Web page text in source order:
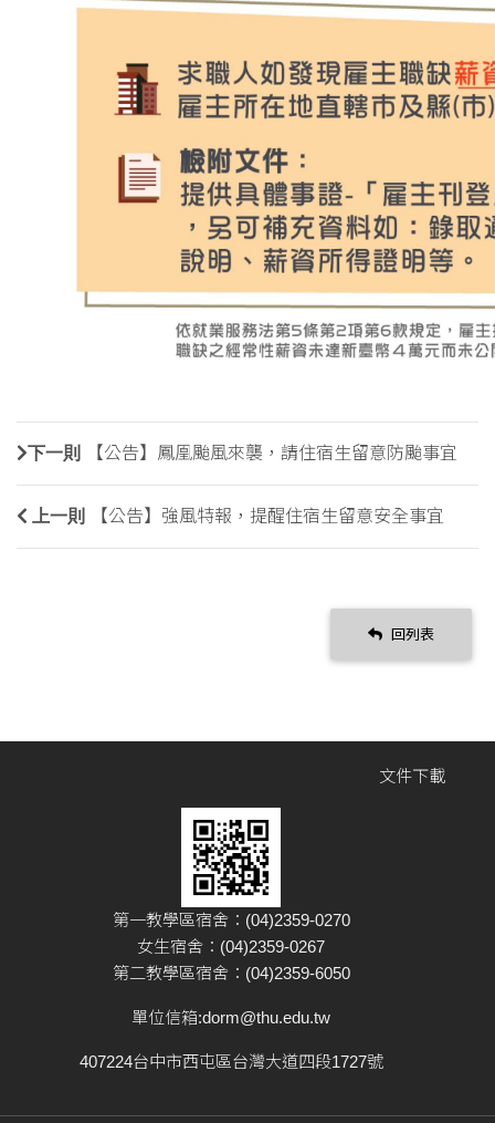
下一則 【公告】鳳凰颱風來襲，請住宿生留意防颱事宜
上一則 【公告】強風特報，提醒住宿生留意安全事宜
回列表
文件下載
第一教學區宿舍：(04)2359-0270
女生宿舍：(04)2359-0267
第二教學區宿舍：(04)2359-6050
單位信箱:dorm@thu.edu.tw
407224台中市西屯區台灣大道四段1727號